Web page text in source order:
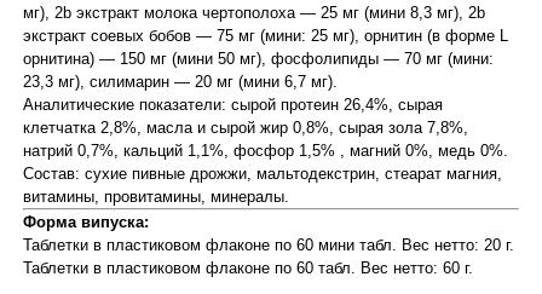
мг), 2b экстракт молока чертополоха — 25 мг (мини 8,3 мг), 2b
экстракт соевых бобов — 75 мг (мини: 25 мг), орнитин (в форме L
орнитина) — 150 мг (мини 50 мг), фосфолипиды — 70 мг (мини:
23,3 мг), силимарин — 20 мг (мини 6,7 мг).
Аналитические показатели: сырой протеин 26,4%, сырая
клетчатка 2,8%, масла и сырой жир 0,8%, сырая зола 7,8%,
натрий 0,7%, кальций 1,1%, фосфор 1,5% , магний 0%, медь 0%.
Состав: сухие пивные дрожжи, мальтодекстрин, стеарат магния,
витамины, провитамины, минералы.
Форма випуска:
Таблетки в пластиковом флаконе по 60 мини табл. Вес нетто: 20 г.
Таблетки в пластиковом флаконе по 60 табл. Вес нетто: 60 г.